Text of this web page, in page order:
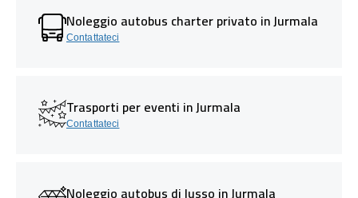
Noleggio autobus charter privato in Jurmala
Contattateci
Trasporti per eventi in Jurmala
Contattateci
Noleggio autobus di lusso in Jurmala